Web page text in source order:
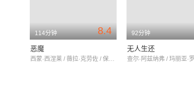
8.4
114分钟
恶魔
西蒙·西涅莱 / 薇拉·克劳佐 / 保罗·默里斯
92分钟
无人生还